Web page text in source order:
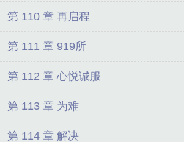
第 110 章 再启程
第 111 章 919所
第 112 章 心悦诚服
第 113 章 为难
第 114 章 解决